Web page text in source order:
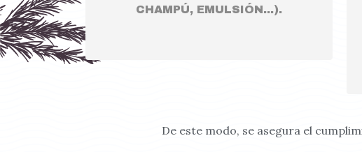
CHAMPÚ, EMULSIÓN...).
De este modo, se asegura el